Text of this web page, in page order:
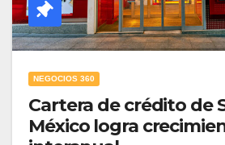
NEGOCIOS 360
Cartera de crédito de
México logra